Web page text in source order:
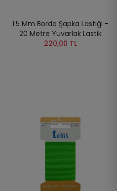
1.5 Mm Bordo Şapka Lastiği -
20 Metre Yuvarlak Lastik
220,00 TL